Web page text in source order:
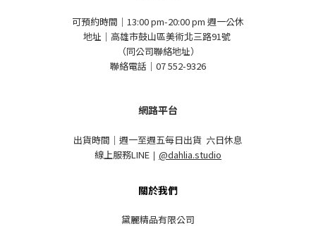
可預約時間｜13:00 pm-20:00 pm 週一公休
地址｜高雄市鼓山區美術北三路91號
（同公司聯絡地址）
聯絡電話｜07 552-9326
網路平台
出貨時間｜週一至週五每日出貨 六日休息
線上服務LINE ｜ @dahlia.studio
關於我們
黛麗精品有限公司